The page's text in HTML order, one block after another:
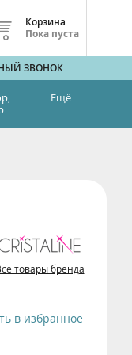
Корзина
Пока пуста
ЗВОНОК
Ещё
товары бренда
в избранное